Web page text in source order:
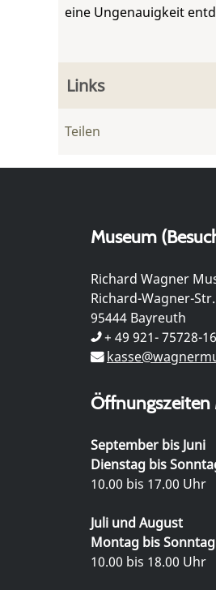
eine Ungenauigkeit
Links
Teilen
Museum
Richard Wagner
Richard-Wagner-
95444 Bayreuth
+ 49 921- 75728-16
Öffnungszeiten
September bis Juni
Dienstag bis
10.00 bis 17.00 Uhr
Juli und August
Montag bis Sonntag
10.00 bis 18.00 Uhr